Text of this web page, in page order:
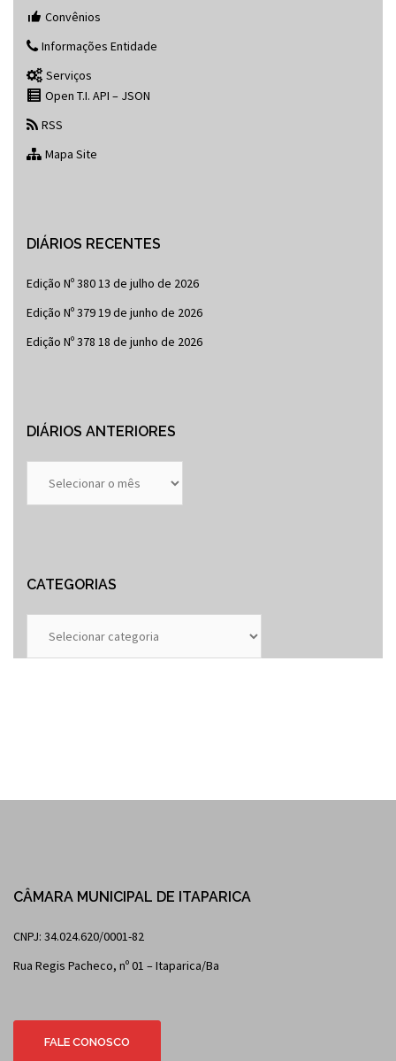
Convênios
Informações Entidade
Serviços
Open T.I. API – JSON
RSS
Mapa Site
DIÁRIOS RECENTES
Edição Nº 38013 de julho de 2026
Edição Nº 37919 de junho de 2026
Edição Nº 378 18 de junho de 2026
DIÁRIOS ANTERIORES
Anteriores
CATEGORIAS
CÂMARA MUNICIPAL DE ITAPARICA
CNPJ: 34.024.620/0001-82
Rua Regis Pacheco, nº 01 – Itaparica/Ba
FALE CONOSCO